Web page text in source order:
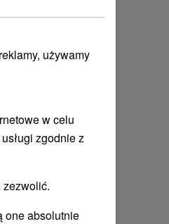
używamy
w celu
zgodnie z
one absolutnie